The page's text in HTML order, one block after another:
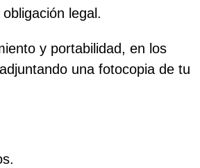
legal.
y portabilidad, en los
una fotocopia de tu